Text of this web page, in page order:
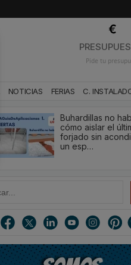
Pide tu
NOTICIAS FERIAS C.
Buhardillas no
cómo aislar el
forjado sin
un esp…